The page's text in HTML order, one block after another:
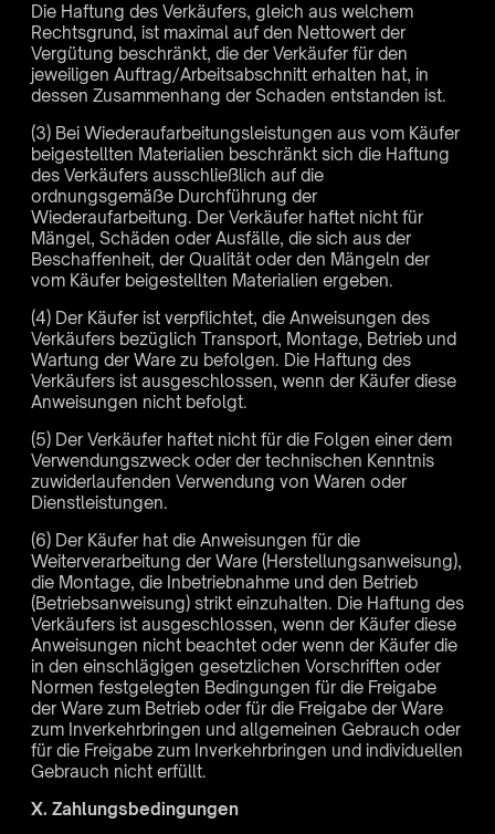
Die Haftung des Verkäufers, gleich aus welchem
Rechtsgrund, ist maximal auf den Nettowert der
Vergütung beschränkt, die der Verkäufer für den
jeweiligen Auftrag/Arbeitsabschnitt erhalten hat, in
dessen Zusammenhang der Schaden entstanden ist.
(3) Bei Wiederaufarbeitungsleistungen aus vom Käufer
beigestellten Materialien beschränkt sich die Haftung
des Verkäufers ausschließlich auf die
ordnungsgemäße Durchführung der
Wiederaufarbeitung. Der Verkäufer haftet nicht für
Mängel, Schäden oder Ausfälle, die sich aus der
Beschaffenheit, der Qualität oder den Mängeln der
vom Käufer beigestellten Materialien ergeben.
(4) Der Käufer ist verpflichtet, die Anweisungen des
Verkäufers bezüglich Transport, Montage, Betrieb und
Wartung der Ware zu befolgen. Die Haftung des
Verkäufers ist ausgeschlossen, wenn der Käufer diese
Anweisungen nicht befolgt.
(5) Der Verkäufer haftet nicht für die Folgen einer dem
Verwendungszweck oder der technischen Kenntnis
zuwiderlaufenden Verwendung von Waren oder
Dienstleistungen.
(6) Der Käufer hat die Anweisungen für die
Weiterverarbeitung der Ware (Herstellungsanweisung),
die Montage, die Inbetriebnahme und den Betrieb
(Betriebsanweisung) strikt einzuhalten. Die Haftung des
Verkäufers ist ausgeschlossen, wenn der Käufer diese
Anweisungen nicht beachtet oder wenn der Käufer die
in den einschlägigen gesetzlichen Vorschriften oder
Normen festgelegten Bedingungen für die Freigabe
der Ware zum Betrieb oder für die Freigabe der Ware
zum Inverkehrbringen und allgemeinen Gebrauch oder
für die Freigabe zum Inverkehrbringen und individuellen
Gebrauch nicht erfüllt.
X. Zahlungsbedingungen